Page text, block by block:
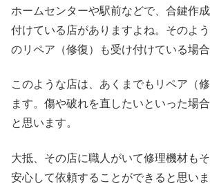
ホームセンターや駅前などで、合鍵作
付けている店がありますよね。そのよ
のリペア（修復）も受け付けている場合
このような店は、あくまでもリペア（
ます。傷や破れを直したいといった場
と思います。
大抵、その店に職人がいて修理機材もそ
安心して依頼することができると思いま